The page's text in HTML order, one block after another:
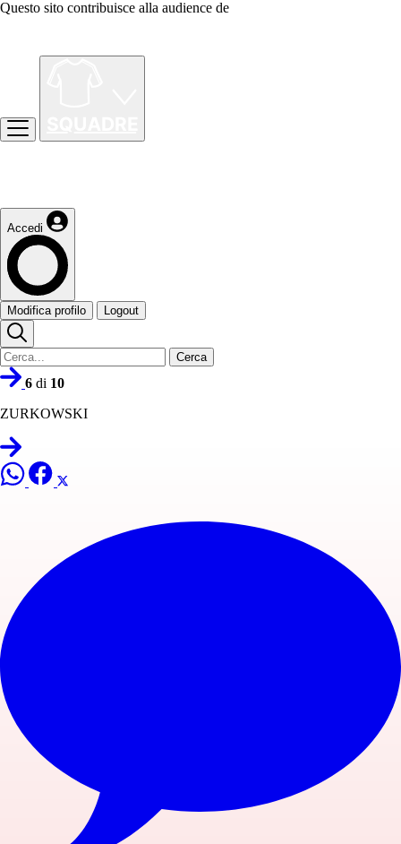
Questo sito contribuisce alla audience de
Accedi
Modifica profilo Logout
Cerca
6 di 10
ZURKOWSKI